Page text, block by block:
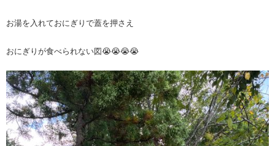
お湯を入れておにぎりで蓋を押さえ
おにぎりが食べられない図😭😭😭😭